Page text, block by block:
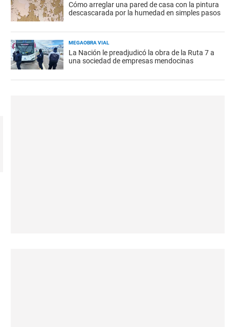
Cómo arreglar una pared de casa con la pintura
descascarada por la humedad en simples pasos
MEGAOBRA VIAL
La Nación le preadjudicó la obra de la Ruta 7 a
una sociedad de empresas mendocinas